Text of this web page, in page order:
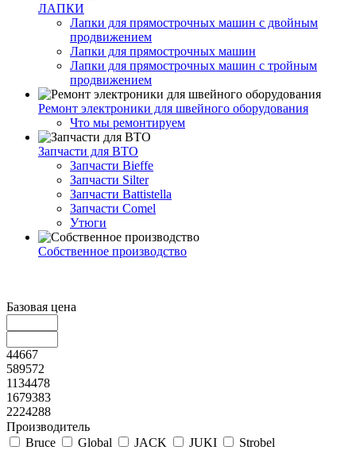
ЛАПКИ
Лапки для прямострочных машин с двойным
продвижением
Лапки для прямострочных машин
Лапки для прямострочных машин с тройным
продвижением
Ремонт электроники для швейного оборудования
Что мы ремонтируем
Запчасти для ВТО
Запчасти Bieffe
Запчасти Silter
Запчасти Battistella
Запчасти Comel
Утюги
Собственное производство
Базовая цена
44667
589572
1134478
1679383
2224288
Производитель
Bruce
Global JACK JUKI Strobel